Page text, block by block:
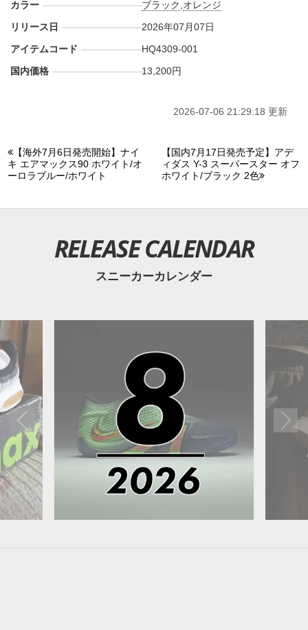
カラー ブラック オレンジ
リリース日
2026年07月07日
アイテムコード
HQ4309-001
国内価格
13,200円
2026-07-06 21:29:18 更新
【海外7月6日発売開始】ナイ
キ エアマックス90 ホワイト/オ
ーロラブルー/ホワイト
【国内7月17日発売予定】アデ
ィダス Y-3 スーパースター オフ
ホワイト/ブラック 2色
RELEASE CALENDAR
スニーカーカレンダー